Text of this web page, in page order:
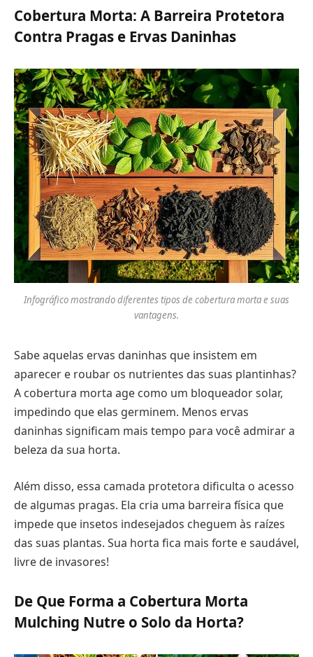
Cobertura Morta: A Barreira Protetora
Contra Pragas e Ervas Daninhas
Infográfico mostrando diferentes tipos de cobertura morta e suas
vantagens.
Sabe aquelas ervas daninhas que insistem em
aparecer e roubar os nutrientes das suas plantinhas?
A cobertura morta age como um bloqueador solar,
impedindo que elas germinem. Menos ervas
daninhas significam mais tempo para você admirar a
beleza da sua horta.
Além disso, essa camada protetora dificulta o acesso
de algumas pragas. Ela cria uma barreira física que
impede que insetos indesejados cheguem às raízes
das suas plantas. Sua horta fica mais forte e saudável,
livre de invasores!
De Que Forma a Cobertura Morta
Mulching Nutre o Solo da Horta?